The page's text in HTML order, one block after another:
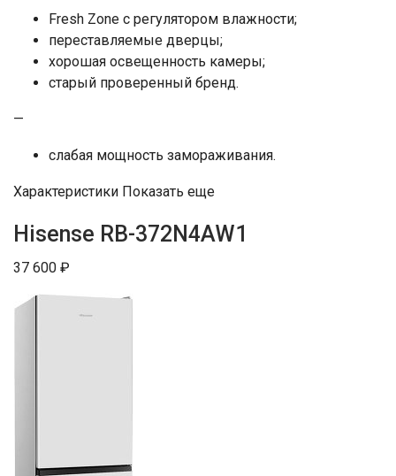
Fresh Zone с регулятором влажности;
переставляемые дверцы;
хорошая освещенность камеры;
старый проверенный бренд.
—
слабая мощность замораживания.
Характеристики Показать еще
Hisense RB-372N4AW1
37 600 ₽